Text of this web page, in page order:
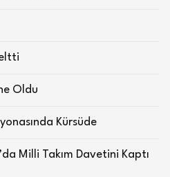
Oldu
Kürsüde
Milli Takım Davetini Kaptı